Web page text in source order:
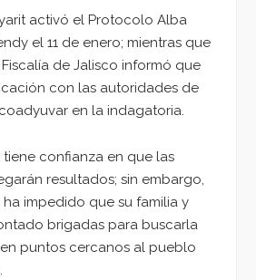
activó el Protocolo Alba
el 11 de enero; mientras que
de Jalisco informó que
con las autoridades de
en la indagatoria.
confianza en que las
resultados; sin embargo,
impedido que su familia y
brigadas para buscarla
puntos cercanos al pueblo